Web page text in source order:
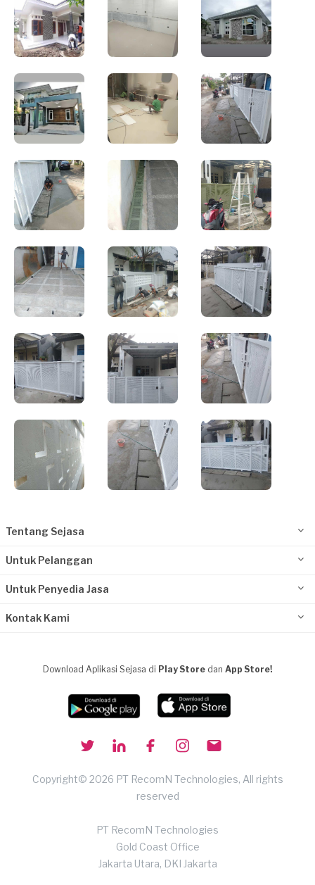
Tentang Sejasa
Untuk Pelanggan
Untuk Penyedia Jasa
Kontak Kami
Download Aplikasi Sejasa di Play Store dan App Store!
Copyright© 2026 PT RecomN Technologies, All rights
reserved
PT RecomN Technologies
Gold Coast Office
Jakarta Utara, DKI Jakarta